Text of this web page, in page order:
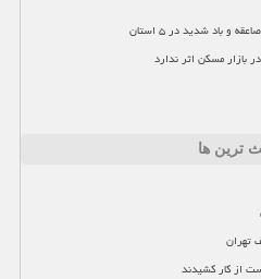
و باد شدید در ۵ استان
بازار مسکن اثر ندارد
ترین ها
تهران
از کار کشیدند